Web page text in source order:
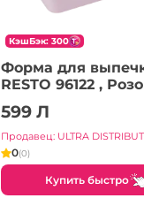
КэшБэк: 300
Форма для
RESTO 96122 ,
599 Л
Продавец: ULTRA
0(0)
Купить быстро